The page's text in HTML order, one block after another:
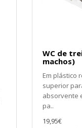
WC de
machos)
Em plástico
superior
absorvente
pa..
19,95€